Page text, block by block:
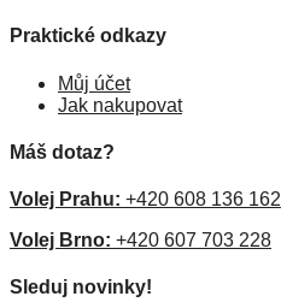
Praktické odkazy
Můj účet
Jak nakupovat
Máš dotaz?
Volej Prahu: +420 608 136 162
Volej Brno: +420 607 703 228
Sleduj novinky!